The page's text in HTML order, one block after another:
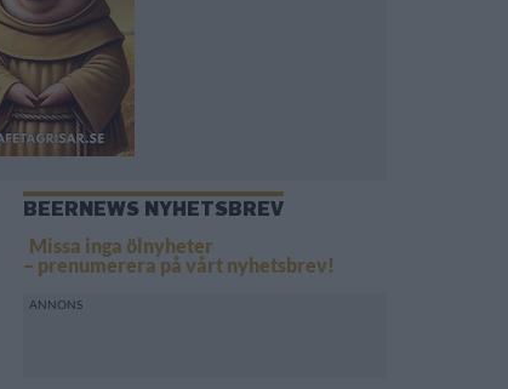
BEERNEWS NYHETSBREV
Missa inga ölnyheter
– prenumerera på vårt nyhetsbrev!